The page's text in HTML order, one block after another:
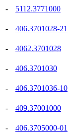
-
5112.3771000
-
406.3701028-21
-
4062.3701028
-
406.3701030
-
406.3701036-10
-
409.37001000
-
406.3705000-01